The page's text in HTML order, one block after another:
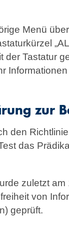
Menü
der Tastatur
zur
den
das
zuletzt
von
geprüft.